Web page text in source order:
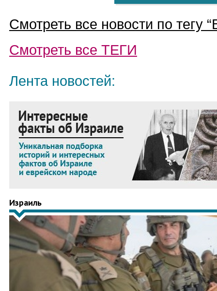
Смотреть все новости по тегу “
Смотреть все ТЕГИ
Лента новостей:
Израиль